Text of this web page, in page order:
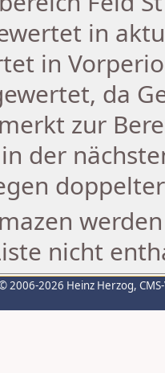
in
in
da
zur
der
nicht
2006-2026 Heinz Herzog,